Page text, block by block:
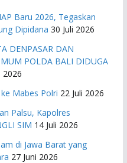
Baru 2026, Tegaskan
Dipidana 30 Juli 2026
DENPASAR DAN
POLDA BALI DIDUGA
2026
Mabes Polri 22 Juli 2026
Palsu, Kapolres
SIM 14 Juli 2026
di Jawa Barat yang
27 Juni 2026